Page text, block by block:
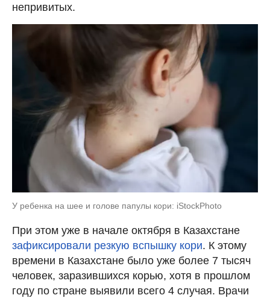
непривитых.
У ребенка на шее и голове папулы кори: iStockPhoto
При этом уже в начале октября в Казахстане
зафиксировали резкую вспышку кори. К этому
времени в Казахстане было уже более 7 тысяч
человек, заразившихся корью, хотя в прошлом
году по стране выявили всего 4 случая. Врачи